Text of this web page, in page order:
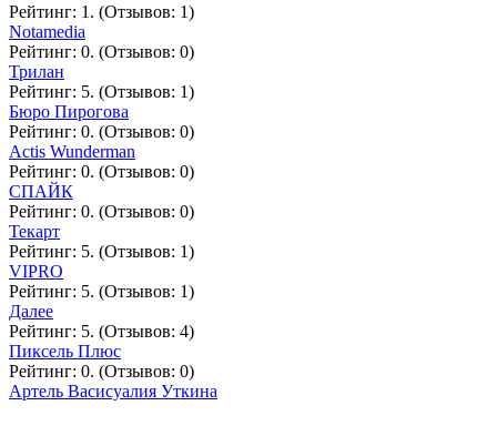
Рейтинг: 1. (Отзывов: 1)
Notamedia
Рейтинг: 0. (Отзывов: 0)
Трилан
Рейтинг: 5. (Отзывов: 1)
Бюро Пирогова
Рейтинг: 0. (Отзывов: 0)
Actis Wunderman
Рейтинг: 0. (Отзывов: 0)
СПАЙК
Рейтинг: 0. (Отзывов: 0)
Текарт
Рейтинг: 5. (Отзывов: 1)
VIPRO
Рейтинг: 5. (Отзывов: 1)
Далее
Рейтинг: 5. (Отзывов: 4)
Пиксель Плюс
Рейтинг: 0. (Отзывов: 0)
Артель Васисуалия Уткина